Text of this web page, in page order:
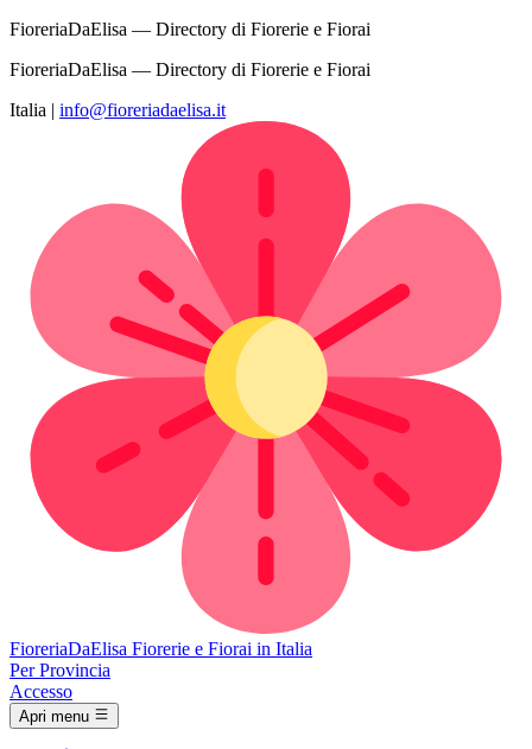
FioreriaDaElisa — Directory di Fiorerie e Fiorai
FioreriaDaElisa — Directory di Fiorerie e Fiorai
Italia | info@fioreriadaelisa.it
FioreriaDaElisa Fiorerie e Fiorai in Italia
Per Provincia
Accesso
Apri menu